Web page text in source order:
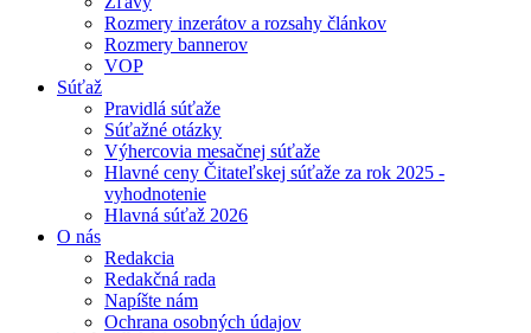
Rozmery inzerátov a rozsahy článkov
Rozmery bannerov
VOP
Súťaž
Pravidlá súťaže
Súťažné otázky
Výhercovia mesačnej súťaže
Hlavné ceny Čitateľskej súťaže za rok 2025 -
vyhodnotenie
Hlavná súťaž 2026
O nás
Redakcia
Redakčná rada
Napíšte nám
Ochrana osobných údajov